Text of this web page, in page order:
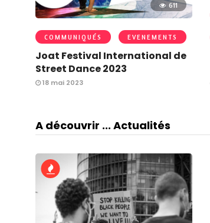
611
COMMUNIQUÉS EVENEMENTS
Joat Festival International de
Street Dance 2023
18 mai 2023
A découvrir ... Actualités